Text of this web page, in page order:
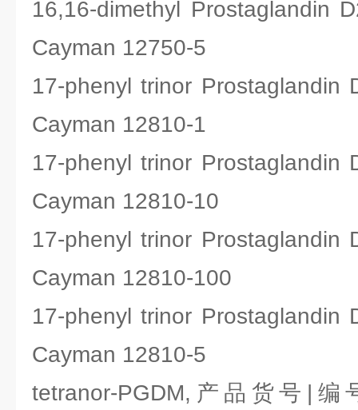
16,16-dimethyl Prostaglandin
Cayman 12750-5
17-phenyl trinor
Cayman 12810-1
17-phenyl trinor
Cayman 12810-10
17-phenyl trinor
Cayman 12810-100
17-phenyl trinor
Cayman 12810-5
tetranor-PGDM,产品货号|编